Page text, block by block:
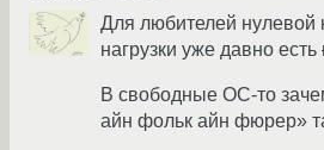
Для любителей нулевой
нагрузки уже давно есть
В свободные ОС-то
айн фольк айн фюрер»